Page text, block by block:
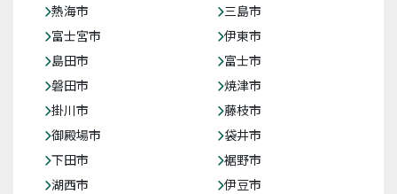
熱海市
三島市
富士宮市
伊東市
島田市
富士市
磐田市
焼津市
掛川市
藤枝市
御殿場市
袋井市
下田市
裾野市
湖西市
伊豆市